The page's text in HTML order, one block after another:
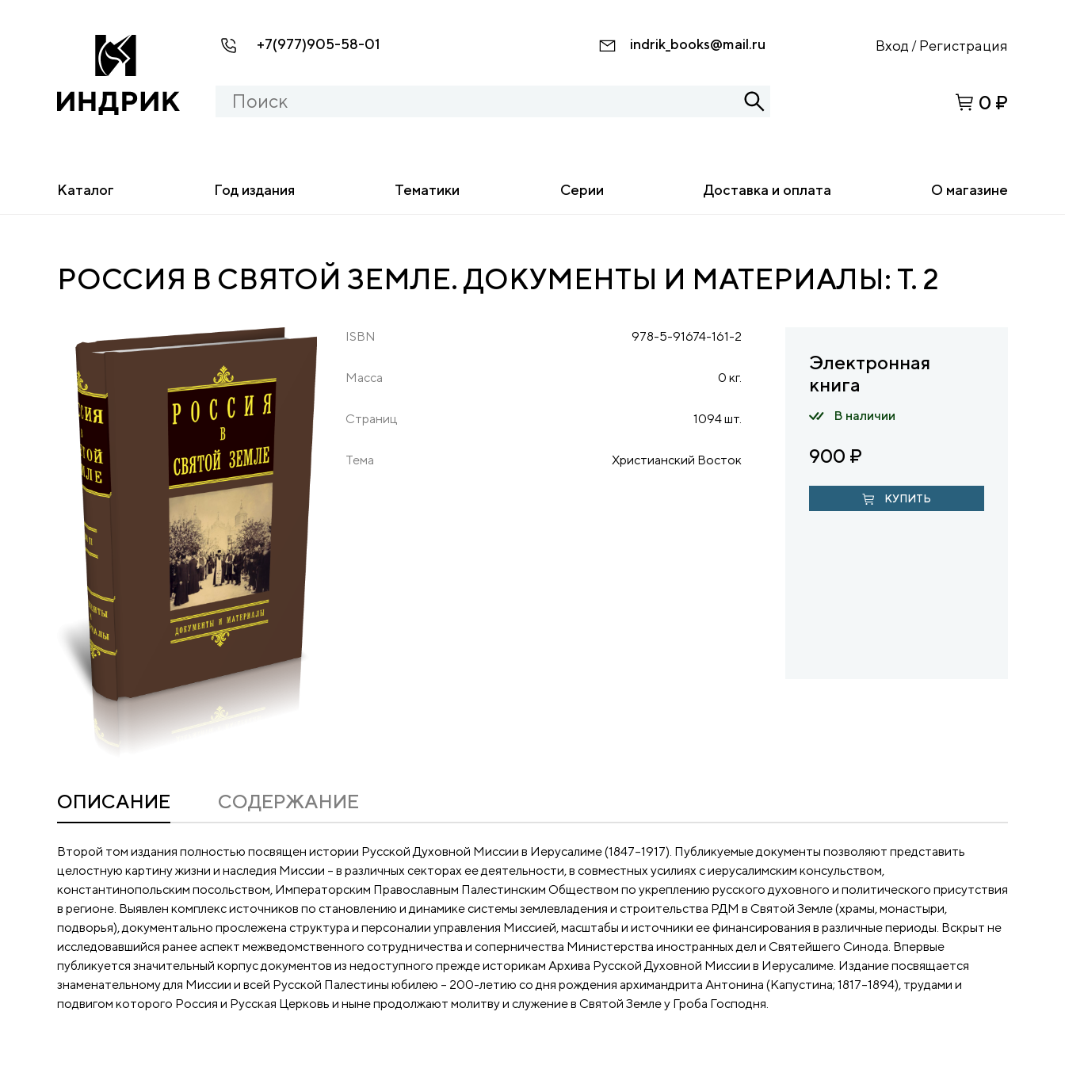
+7(977)905-58-01 indrik_books@mail.ru Вход / Регистрация
0 ₽
Каталог Год издания Тематики Серии Доставка и оплата О магазине
РОССИЯ В СВЯТОЙ ЗЕМЛЕ. ДОКУМЕНТЫ И МАТЕРИАЛЫ: Т. 2
ISBN 978-5-91674-161-2
Масса 0 кг.
Страниц 1094 шт.
Тема Христианский Восток
Электронная
книга
В наличии
900 ₽
КУПИТЬ
ОПИСАНИЕ CОДЕРЖАНИЕ
Второй том издания полностью посвящен истории Русской Духовной Миссии в Иерусалиме (1847–1917). Публикуемые документы позволяют представить
целостную картину жизни и наследия Миссии – в различных секторах ее деятельности, в совместных усилиях с иерусалимским консульством,
константинопольским посольством, Императорским Православным Палестинским Обществом по укреплению русского духовного и политического присутствия
в регионе. Выявлен комплекс источников по становлению и динамике системы землевладения и строительства РДМ в Святой Земле (храмы, монастыри,
подворья), документально прослежена структура и персоналии управления Миссией, масштабы и источники ее финансирования в различные периоды. Вскрыт не
исследовавшийся ранее аспект межведомственного сотрудничества и соперничества Министерства иностранных дел и Святейшего Синода. Впервые
публикуется значительный корпус документов из недоступного прежде историкам Архива Русской Духовной Миссии в Иерусалиме. Издание посвящается
знаменательному для Миссии и всей Русской Палестины юбилею – 200-летию со дня рождения архимандрита Антонина (Капустина; 1817–1894), трудами и
подвигом которого Россия и Русская Церковь и ныне продолжают молитву и служение в Святой Земле у Гроба Господня.